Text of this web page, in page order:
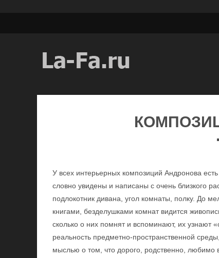
У всех интерьерных композиций Андронова
словно увидены и написаны с очень близкого
подлокотник дивана, угол комнаты, полку. До
книгами, безделушками комнат видится
сколько о них помнят и вспоминают, их узнают
реальность предметно-пространственной
мыслью о том, что дорого, родственно,